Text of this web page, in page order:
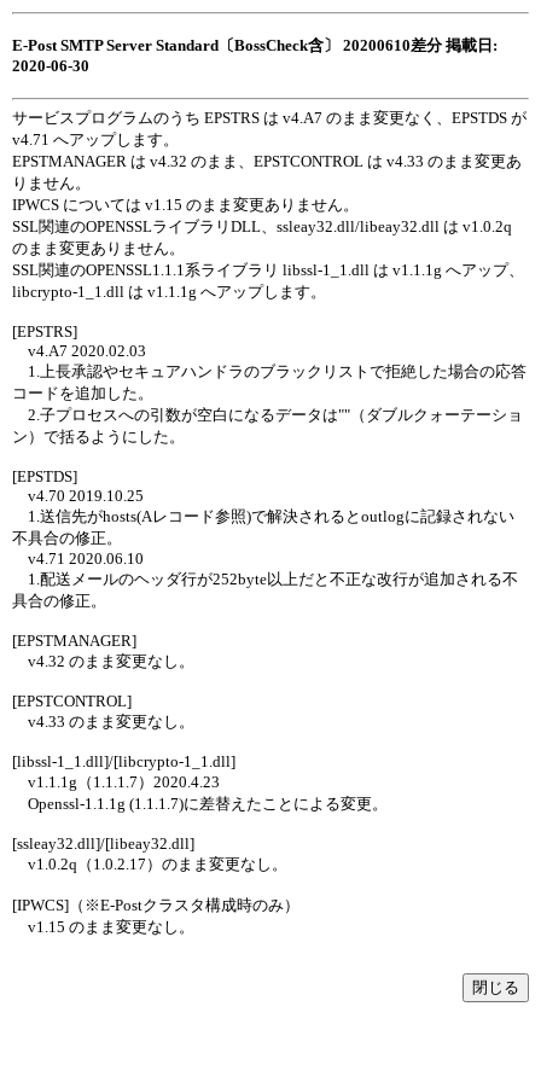
E-Post SMTP Server Standard〔BossCheck含〕 20200610差分 掲載日:
2020-06-30
サービスプログラムのうち EPSTRS は v4.A7 のまま変更なく、EPSTDS が
v4.71 へアップします。
EPSTMANAGER は v4.32 のまま、EPSTCONTROL は v4.33 のまま変更あ
りません。
IPWCS については v1.15 のまま変更ありません。
SSL関連のOPENSSLライブラリDLL、ssleay32.dll/libeay32.dll は v1.0.2q
のまま変更ありません。
SSL関連のOPENSSL1.1.1系ライブラリ libssl-1_1.dll は v1.1.1g へアップ、
libcrypto-1_1.dll は v1.1.1g へアップします。
[EPSTRS]
v4.A7 2020.02.03
1.上長承認やセキュアハンドラのブラックリストで拒絶した場合の応答
コードを追加した。
2.子プロセスへの引数が空白になるデータは""（ダブルクォーテーショ
ン）で括るようにした。
[EPSTDS]
v4.70 2019.10.25
1.送信先がhosts(Aレコード参照)で解決されるとoutlogに記録されない
不具合の修正。
v4.71 2020.06.10
1.配送メールのヘッダ行が252byte以上だと不正な改行が追加される不
具合の修正。
[EPSTMANAGER]
v4.32 のまま変更なし。
[EPSTCONTROL]
v4.33 のまま変更なし。
[libssl-1_1.dll]/[libcrypto-1_1.dll]
v1.1.1g（1.1.1.7）2020.4.23
Openssl-1.1.1g (1.1.1.7)に差替えたことによる変更。
[ssleay32.dll]/[libeay32.dll]
v1.0.2q（1.0.2.17）のまま変更なし。
[IPWCS]（※E-Postクラスタ構成時のみ）
v1.15 のまま変更なし。